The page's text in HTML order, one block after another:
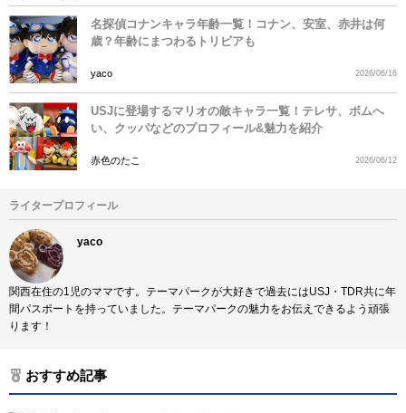
名探偵コナンキャラ年齢一覧！コナン、安室、赤井は何
歳？年齢にまつわるトリビアも
yaco 2026/06/16
USJに登場するマリオの敵キャラ一覧！テレサ、ボムへ
い、クッパなどのプロフィール&魅力を紹介
赤色のたこ 2026/06/12
ライタープロフィール
yaco
関西在住の1児のママです。テーマパークが大好きで過去にはUSJ・TDR共に年
間パスポートを持っていました。テーマパークの魅力をお伝えできるよう頑張
ります！
おすすめ記事